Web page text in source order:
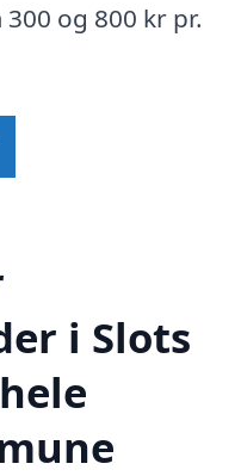
og 800 kr pr.
i Slots